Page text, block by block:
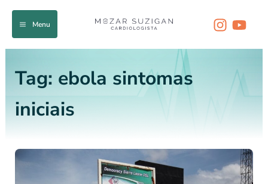
Menu
Tag: ebola sintomas
iniciais